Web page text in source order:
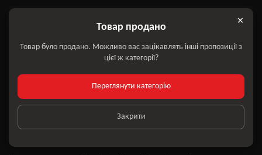
2012-2015 (B7)
Оригінал Так
×
Товар продано
Товар було продано. Можливо вас зацікавлять інші пропозиції з
цієї ж категорії?
Переглянути категорію
Закрити